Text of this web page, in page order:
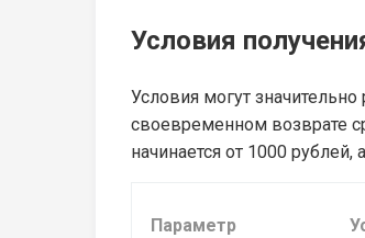
Условия
Условия могут
своевременном возврате
начинается от 1000
Параметр